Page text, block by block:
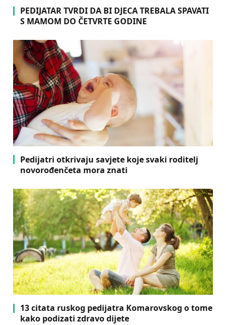
PEDIJATAR TVRDI DA BI DJECA TREBALA SPAVATI
S MAMOM DO ČETVRTE GODINE
Pedijatri otkrivaju savjete koje svaki roditelj
novorođenčeta mora znati
13 citata ruskog pedijatra Komarovskog o tome
kako podizati zdravo dijete